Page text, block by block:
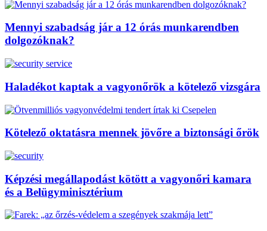
Mennyi szabadság jár a 12 órás munkarendben
dolgozóknak?
Haladékot kaptak a vagyonőrök a kötelező vizsgára
Kötelező oktatásra mennek jövőre a biztonsági őrök
Képzési megállapodást kötött a vagyonőri kamara
és a Belügyminisztérium